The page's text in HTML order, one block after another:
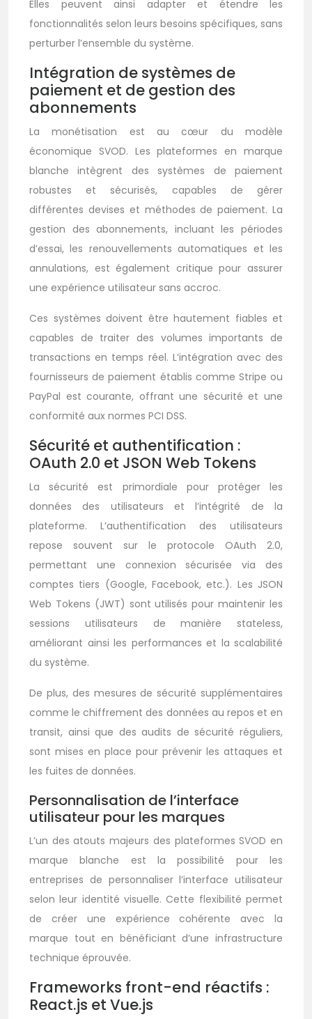
Elles peuvent ainsi adapter et étendre les
fonctionnalités selon leurs besoins spécifiques, sans
perturber l’ensemble du système.
Intégration de systèmes de
paiement et de gestion des
abonnements
La monétisation est au cœur du modèle
économique SVOD. Les plateformes en marque
blanche intègrent des systèmes de paiement
robustes et sécurisés, capables de gérer
différentes devises et méthodes de paiement. La
gestion des abonnements, incluant les périodes
d’essai, les renouvellements automatiques et les
annulations, est également critique pour assurer
une expérience utilisateur sans accroc.
Ces systèmes doivent être hautement fiables et
capables de traiter des volumes importants de
transactions en temps réel. L’intégration avec des
fournisseurs de paiement établis comme Stripe ou
PayPal est courante, offrant une sécurité et une
conformité aux normes PCI DSS.
Sécurité et authentification :
OAuth 2.0 et JSON Web Tokens
La sécurité est primordiale pour protéger les
données des utilisateurs et l’intégrité de la
plateforme. L’authentification des utilisateurs
repose souvent sur le protocole OAuth 2.0,
permettant une connexion sécurisée via des
comptes tiers (Google, Facebook, etc.). Les JSON
Web Tokens (JWT) sont utilisés pour maintenir les
sessions utilisateurs de manière stateless,
améliorant ainsi les performances et la scalabilité
du système.
De plus, des mesures de sécurité supplémentaires
comme le chiffrement des données au repos et en
transit, ainsi que des audits de sécurité réguliers,
sont mises en place pour prévenir les attaques et
les fuites de données.
Personnalisation de l’interface
utilisateur pour les marques
L’un des atouts majeurs des plateformes SVOD en
marque blanche est la possibilité pour les
entreprises de personnaliser l’interface utilisateur
selon leur identité visuelle. Cette flexibilité permet
de créer une expérience cohérente avec la
marque tout en bénéficiant d’une infrastructure
technique éprouvée.
Frameworks front-end réactifs :
React.js et Vue.js